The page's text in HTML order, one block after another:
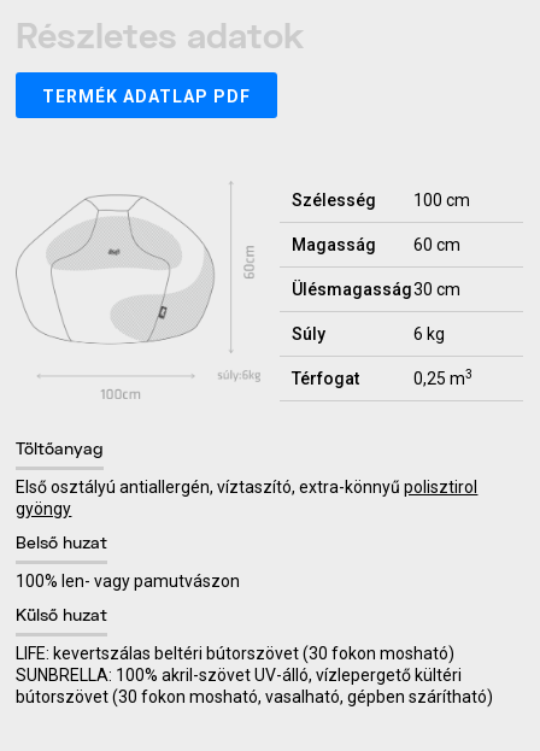
Részletes adatok
TERMÉK ADATLAP PDF
Szélesség 100 cm
Magasság 60 cm
Ülésmagasság30 cm
Súly 6 kg
Térfogat 0,25 m3
Töltőanyag
Első osztályú antiallergén, víztaszító, extra-könnyűpolisztirol
gyöngy
Belső huzat
100% len- vagy pamutvászon
Külső huzat
LIFE: kevertszálas beltéri bútorszövet (30 fokon mosható)
SUNBRELLA: 100% akril-szövet UV-álló, vízlepergető kültéri
bútorszövet (30 fokon mosható, vasalható, gépben szárítható)